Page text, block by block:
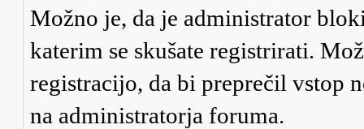
Možno je, da je administrator
katerim se skušate registrirati.
registracijo, da bi preprečil vstop
na administratorja foruma.